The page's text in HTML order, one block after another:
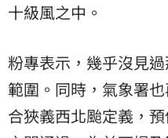
十級風之中。
粉專表示，幾乎沒見
範圍。同時，氣象署
合狹義西北颱定義，